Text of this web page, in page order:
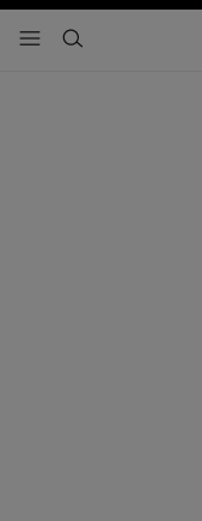
- navegación principal
buscar